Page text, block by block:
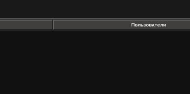
Пользователи